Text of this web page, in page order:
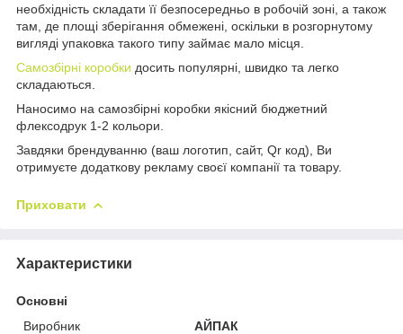
необхідність складати її безпосередньо в робочій зоні, а також
там, де площі зберігання обмежені, оскільки в розгорнутому
вигляді упаковка такого типу займає мало місця.
Самозбірні коробки досить популярні, швидко та легко
складаються.
Наносимо на самозбірні коробки якісний бюджетний
флексодрук 1-2 кольори.
Завдяки брендуванню (ваш логотип, сайт, Qr код), Ви
отримуєте додаткову рекламу своєї компанії та товару.
Приховати
Характеристики
Основні
Виробник
АЙПАК